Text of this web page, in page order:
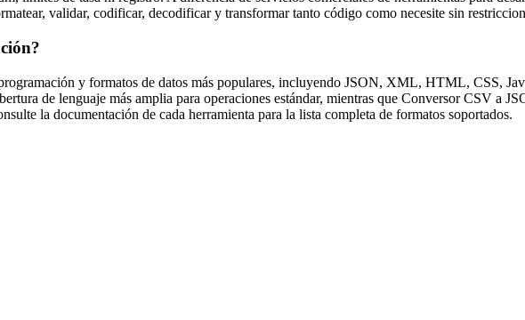
validar, codificar, decodificar y transformar tanto código como necesite sin
y formatos de datos más populares, incluyendo JSON, XML, HTML, CSS,
de lenguaje más amplia para operaciones estándar, mientras que Conversor CSV a
la documentación de cada herramienta para la lista completa de formatos soportados.